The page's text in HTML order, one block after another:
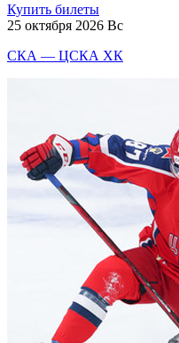
Купить билеты
25 октября 2026 Вс
СКА — ЦСКА ХК